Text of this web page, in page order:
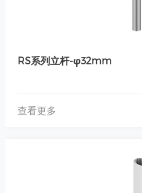
RS系列立杆-φ32mm
查看更多